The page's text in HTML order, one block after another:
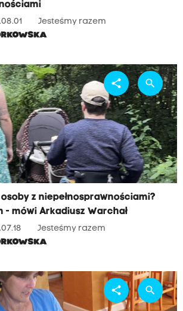
Jesteśmy razem
z niepełnosprawnościami?
- mówi Arkadiusz Warchał
Jesteśmy razem
share search
share search